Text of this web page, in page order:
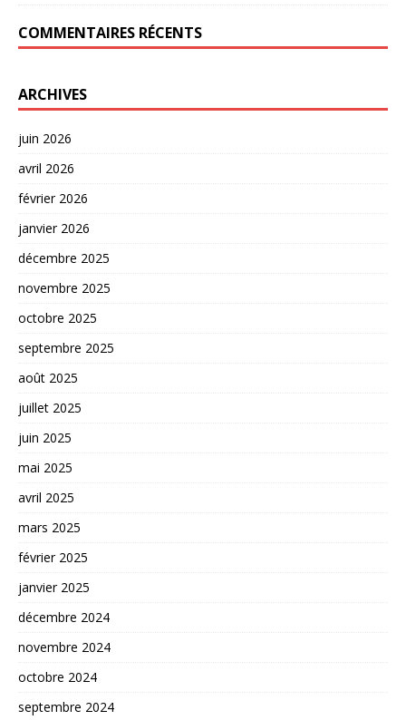
COMMENTAIRES RÉCENTS
ARCHIVES
juin 2026
avril 2026
février 2026
janvier 2026
décembre 2025
novembre 2025
octobre 2025
septembre 2025
août 2025
juillet 2025
juin 2025
mai 2025
avril 2025
mars 2025
février 2025
janvier 2025
décembre 2024
novembre 2024
octobre 2024
septembre 2024